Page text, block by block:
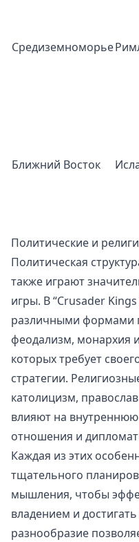
Средиземноморье
Ближний Восток
Политические и
Политическая
также играют
игры. В “Crusader
различными формами
феодализм, монархия
которых требует
стратегии.
католицизм,
влияют на
отношения и
Каждая из этих
тщательного
мышления, чтобы
владением и
разнообразие